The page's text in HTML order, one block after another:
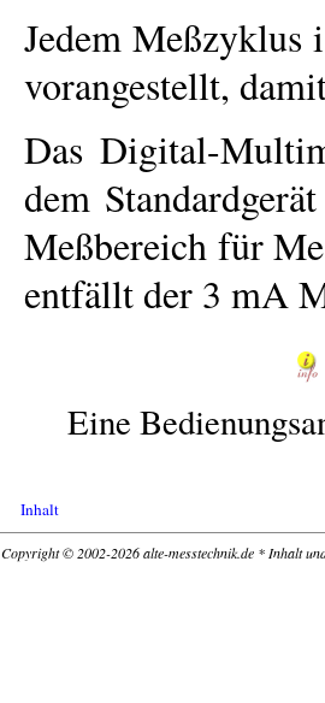
Jedem Meßzyklus
vorangestellt,
Das Digital-
dem
Meßbereich für
entfällt der 3 mA
Eine
Inhalt
Copyright © 2002-2026 alte-messtechnik.de * Inhalt